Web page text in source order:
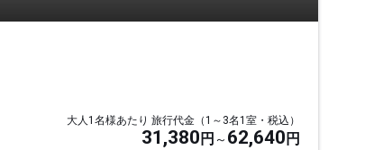
大人1名様あたり 旅行代金（1～3名1室・税込）
31,380 円 62,640 円